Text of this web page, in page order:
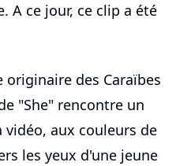
A ce jour, ce clip a été
des Caraïbes
"She" rencontre un
aux couleurs de
les yeux d'une jeune